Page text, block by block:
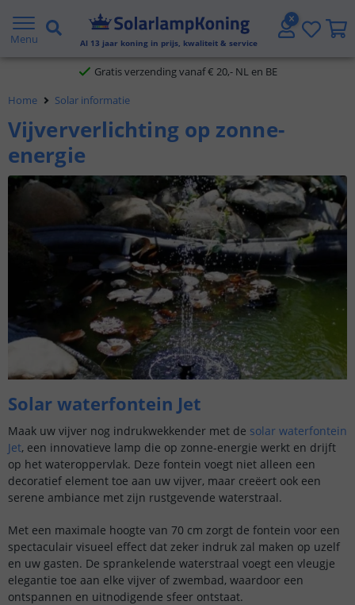
Menu Al 13 jaar koning in prijs, kwaliteit & service
2 jaar garantie
Gratis verzending vanaf € 20,- NL en BE
Voor 23:45 uur besteld,
Home Solar informatie
Vijververlichting op zonne-
energie
Solar waterfontein Jet
Maak uw vijver nog indrukwekkender met de solar waterfontein
Jet, een innovatieve lamp die op zonne-energie werkt en drijft
op het wateroppervlak. Deze fontein voegt niet alleen een
decoratief element toe aan uw vijver, maar creëert ook een
serene ambiance met zijn rustgevende waterstraal.
Met een maximale hoogte van 70 cm zorgt de fontein voor een
spectaculair visueel effect dat zeker indruk zal maken op uzelf
en uw gasten. De sprankelende waterstraal voegt een vleugje
elegantie toe aan elke vijver of zwembad, waardoor een
ontspannen en uitnodigende sfeer ontstaat.